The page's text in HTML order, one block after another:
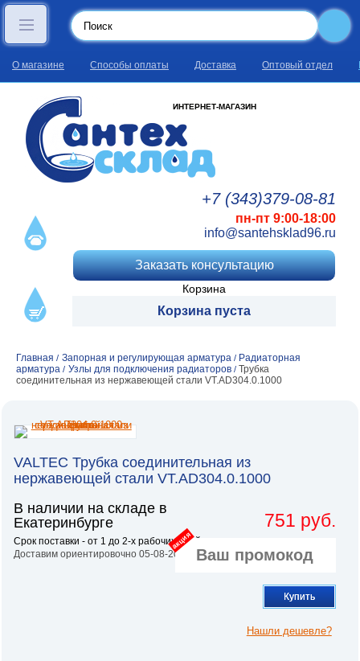
О магазине Способы оплаты Доставка Оптовый отдел
ИНТЕРНЕТ-МАГАЗИН
+7 (343)379-08-81
пн-пт 9:00-18:00
info@santehsklad96.ru
Заказать консультацию
Корзина
Корзина пуста
Главная / Запорная и регулирующая арматура / Радиаторная
арматура / Узлы для подключения радиаторов / Трубка
соединительная из нержавеющей стали VT.AD304.0.1000
VALTEC Трубка соединительная из
нержавеющей стали VT.AD304.0.1000
В наличии на складе в
Екатеринбурге
Срок поставки - от 1 до 2-х рабочих дней.
Доставим ориентировочно 05-08-2026
751 руб.
акция
Купить
Нашли дешевле?